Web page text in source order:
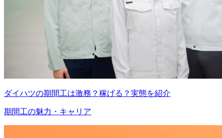
ダイハツの期間工は激務？稼げる？実態を紹介
期間工の魅力・キャリア